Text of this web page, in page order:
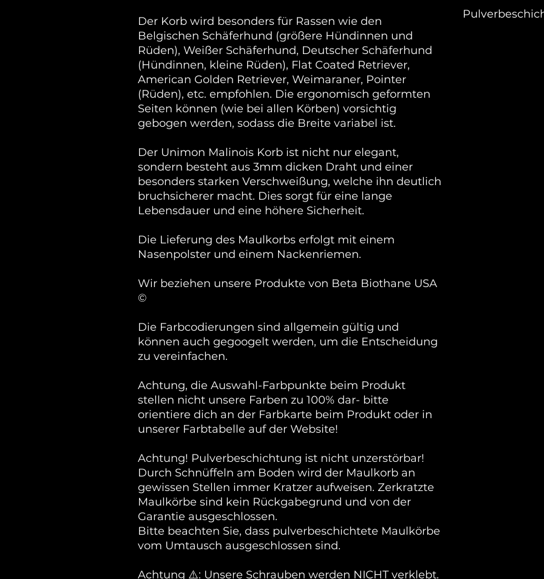
Der Korb wird besonders für Rassen wie den
Belgischen Schäferhund (größere Hündinnen und
Rüden), Weißer Schäferhund, Deutscher Schäferhund
(Hündinnen, kleine Rüden), Flat Coated Retriever,
American Golden Retriever, Weimaraner, Pointer
(Rüden), etc. empfohlen. Die ergonomisch geformten
Seiten können (wie bei allen Körben) vorsichtig
gebogen werden, sodass die Breite variabel ist.
Der Unimon Malinois Korb ist nicht nur elegant,
sondern besteht aus 3mm dicken Draht und einer
besonders starken Verschweißung, welche ihn deutlich
bruchsicherer macht. Dies sorgt für eine lange
Lebensdauer und eine höhere Sicherheit.
Die Lieferung des Maulkorbs erfolgt mit einem
Nasenpolster und einem Nackenriemen.
Wir beziehen unsere Produkte von Beta Biothane USA
©
Die Farbcodierungen sind allgemein gültig und
können auch gegoogelt werden, um die Entscheidung
zu vereinfachen.
Achtung, die Auswahl-Farbpunkte beim Produkt
stellen nicht unsere Farben zu 100% dar- bitte
orientiere dich an der Farbkarte beim Produkt oder in
unserer Farbtabelle auf der Website!
Achtung! Pulverbeschichtung ist nicht unzerstörbar!
Durch Schnüffeln am Boden wird der Maulkorb an
gewissen Stellen immer Kratzer aufweisen. Zerkratzte
Maulkörbe sind kein Rückgabegrund und von der
Garantie ausgeschlossen.
Bitte beachten Sie, dass pulverbeschichtete Maulkörbe
vom Umtausch ausgeschlossen sind.
Achtung ⚠️: Unsere Schrauben werden NICHT verklebt.
Tiefe: 17,5
die bereits beim